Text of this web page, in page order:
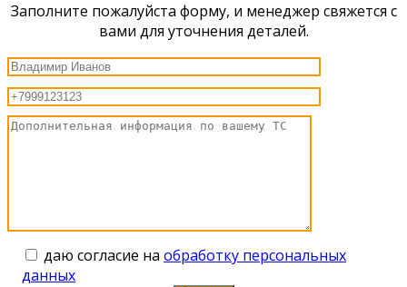
Заполните пожалуйста форму, и менеджер свяжется с
вами для уточнения деталей.
даю согласие на обработку персональных
данных